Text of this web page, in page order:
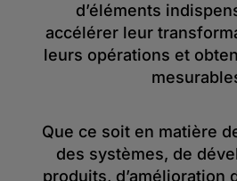
d’éléments
accélérer leur
leurs opérations et
Que ce soit en matière
des systèmes, de
produits, d’amélioration